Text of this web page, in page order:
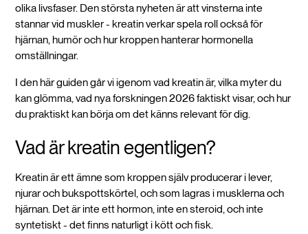
olika livsfaser. Den största nyheten är att vinsterna inte
stannar vid muskler - kreatin verkar spela roll också för
hjärnan, humör och hur kroppen hanterar hormonella
omställningar.
I den här guiden går vi igenom vad kreatin är, vilka myter du
kan glömma, vad nya forskningen 2026 faktiskt visar, och hur
du praktiskt kan börja om det känns relevant för dig.
Vad är kreatin egentligen?
Kreatin är ett ämne som kroppen själv producerar i lever,
njurar och bukspottskörtel, och som lagras i musklerna och
hjärnan. Det är inte ett hormon, inte en steroid, och inte
syntetiskt - det finns naturligt i kött och fisk.